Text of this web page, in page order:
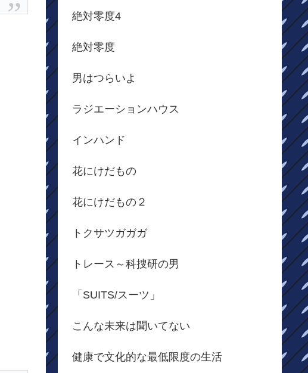
絶対零度4
絶対零度
男はつらいよ
ラジエーションハウス
インハンド
花にけだもの
花にけだもの２
トクサツガガガ
トレース～科捜研の男
「SUITS/スーツ」
こんな未来は聞いてない
健康で文化的な最低限度の生活